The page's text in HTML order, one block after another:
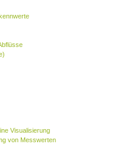
Visualisierung
von Messwerten